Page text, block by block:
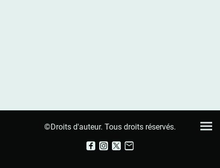
©Droits d'auteur. Tous droits réservés.